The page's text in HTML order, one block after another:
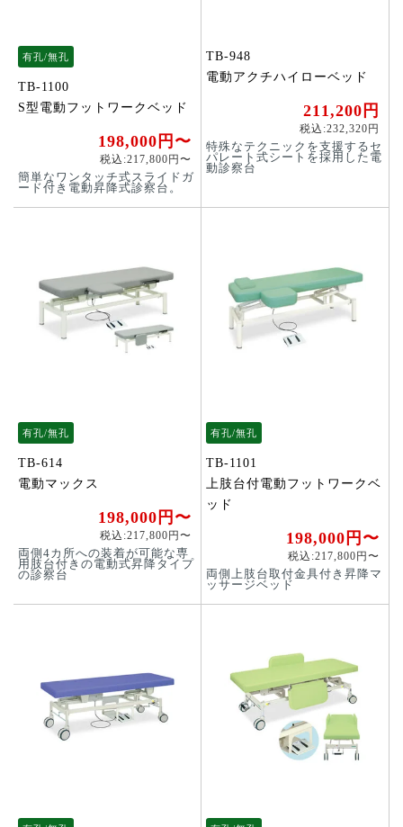
有孔/無孔
TB-1100
S型電動フットワークベッド
198,000円〜
税込:217,800円〜
簡単なワンタッチ式スライドガ
ード付き電動昇降式診察台。
TB-948
電動アクチハイローベッド
211,200円
税込:232,320円
特殊なテクニックを支援するセ
パレート式シートを採用した電
動診察台
有孔/無孔
TB-614
電動マックス
198,000円〜
税込:217,800円〜
両側4カ所への装着が可能な専
用肢台付きの電動式昇降タイプ
の診察台
有孔/無孔
TB-1101
上肢台付電動フットワークベ
ッド
198,000円〜
税込:217,800円〜
両側上肢台取付金具付き昇降マ
ッサージベッド